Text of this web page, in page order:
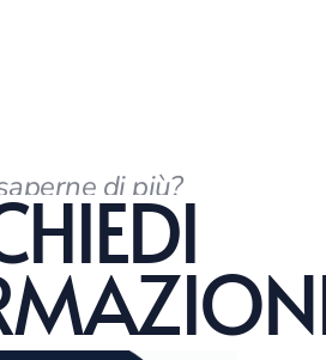
di più?